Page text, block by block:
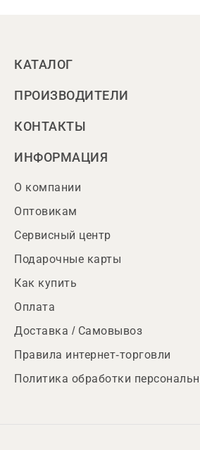
КАТАЛОГ
ПРОИЗВОДИТЕЛИ
КОНТАКТЫ
ИНФОРМАЦИЯ
О компании
Оптовикам
Сервисный центр
Подарочные карты
Как купить
Оплата
Доставка / Самовывоз
Правила интернет-торговли
Политика обработки